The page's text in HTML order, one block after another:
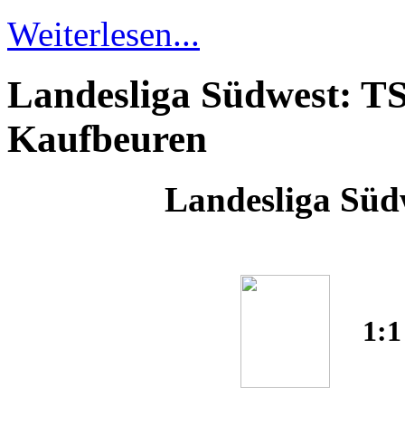
Weiterlesen...
Landesliga Südwest:
Kaufbeuren
Landesliga